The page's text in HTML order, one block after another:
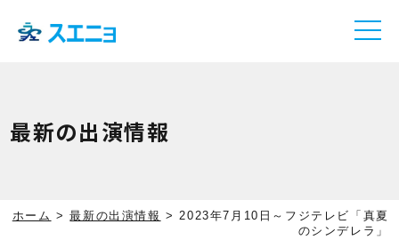
最新の出演情報
ホーム >最新の出演情報 >2023年7月10日～フジテレビ「真夏
のシンデレラ」